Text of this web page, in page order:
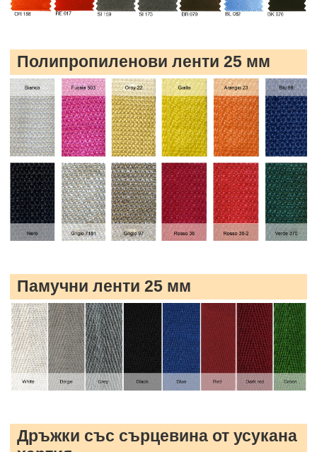
Полипропиленови ленти 25 мм
Памучни ленти 25 мм
Дръжки със сърцевина от усукана